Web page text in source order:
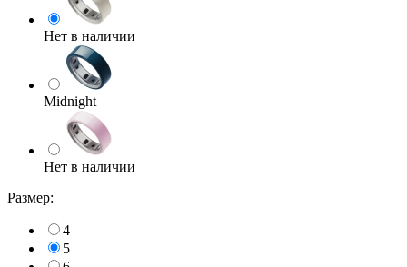
Нет в наличии
Midnight
Нет в наличии
Размер:
4
5